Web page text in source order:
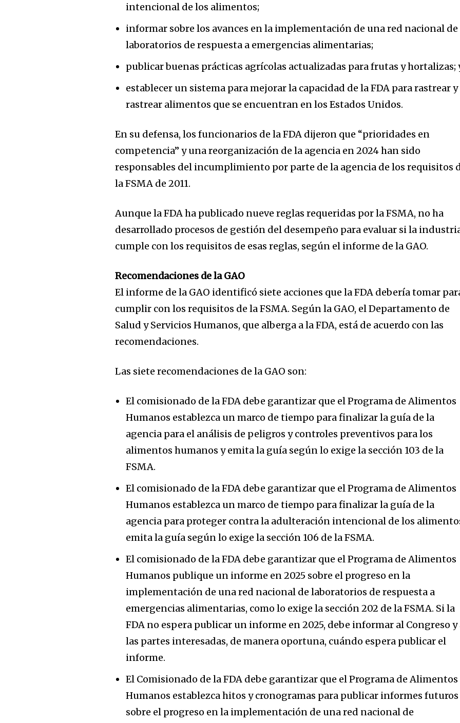
intencional de los alimentos;
informar sobre los avances en la implementación de una red nacional de
laboratorios de respuesta a emergencias alimentarias;
publicar buenas prácticas agrícolas actualizadas para frutas y hortalizas;
establecer un sistema para mejorar la capacidad de la FDA para rastrear y
rastrear alimentos que se encuentran en los Estados Unidos.
En su defensa, los funcionarios de la FDA dijeron que “prioridades en
competencia” y una reorganización de la agencia en 2024 han sido
responsables del incumplimiento por parte de la agencia de los requisitos
la FSMA de 2011.
Aunque la FDA ha publicado nueve reglas requeridas por la FSMA, no ha
desarrollado procesos de gestión del desempeño para evaluar si la
cumple con los requisitos de esas reglas, según el informe de la GAO.
Recomendaciones de la GAO
El informe de la GAO identificó siete acciones que la FDA debería tomar
cumplir con los requisitos de la FSMA. Según la GAO, el Departamento de
Salud y Servicios Humanos, que alberga a la FDA, está de acuerdo con las
recomendaciones.
Las siete recomendaciones de la GAO son:
El comisionado de la FDA debe garantizar que el Programa de Alimentos
Humanos establezca un marco de tiempo para finalizar la guía de la
agencia para el análisis de peligros y controles preventivos para los
alimentos humanos y emita la guía según lo exige la sección 103 de la
FSMA.
El comisionado de la FDA debe garantizar que el Programa de Alimentos
Humanos establezca un marco de tiempo para finalizar la guía de la
agencia para proteger contra la adulteración intencional de los
emita la guía según lo exige la sección 106 de la FSMA.
El comisionado de la FDA debe garantizar que el Programa de Alimentos
Humanos publique un informe en 2025 sobre el progreso en la
implementación de una red nacional de laboratorios de respuesta a
emergencias alimentarias, como lo exige la sección 202 de la FSMA. Si la
FDA no espera publicar un informe en 2025, debe informar al Congreso y
las partes interesadas, de manera oportuna, cuándo espera publicar el
informe.
El Comisionado de la FDA debe garantizar que el Programa de Alimentos
Humanos establezca hitos y cronogramas para publicar informes futuros
sobre el progreso en la implementación de una red nacional de